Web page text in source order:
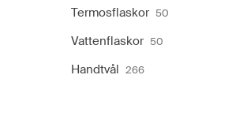
Termosflaskor 50
Vattenflaskor 50
Handtvål 266